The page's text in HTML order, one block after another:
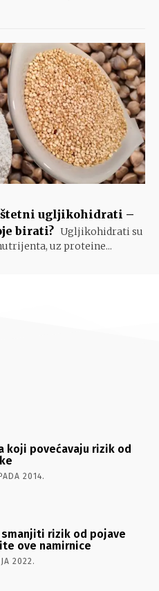
ugljikohidrati –
birati? Ugljikohidrati su
uz proteine...
koji povećavaju rizik od
2014.
rizik od pojave
ove namirnice
2022.